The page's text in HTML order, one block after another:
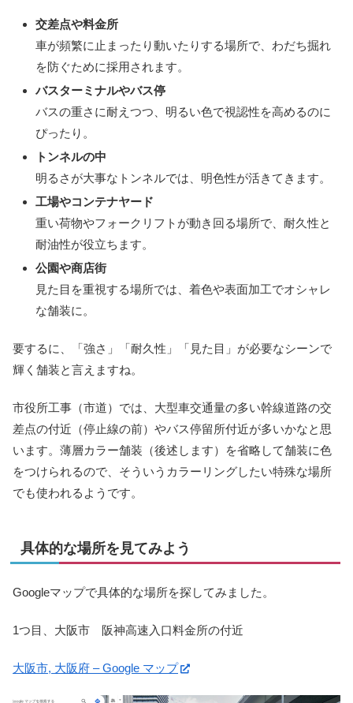
交差点や料金所
車が頻繁に止まったり動いたりする場所で、わだち掘れ
を防ぐために採用されます。
バスターミナルやバス停
バスの重さに耐えつつ、明るい色で視認性を高めるのに
ぴったり。
トンネルの中
明るさが大事なトンネルでは、明色性が活きてきます。
工場やコンテナヤード
重い荷物やフォークリフトが動き回る場所で、耐久性と
耐油性が役立ちます。
公園や商店街
見た目を重視する場所では、着色や表面加工でオシャレ
な舗装に。
要するに、「強さ」「耐久性」「見た目」が必要なシーンで
輝く舗装と言えますね。
市役所工事（市道）では、大型車交通量の多い幹線道路の交
差点の付近（停止線の前）やバス停留所付近が多いかなと思
います。薄層カラー舗装（後述します）を省略して舗装に色
をつけられるので、そういうカラーリングしたい特殊な場所
でも使われるようです。
具体的な場所を見てみよう
Googleマップで具体的な場所を探してみました。
1つ目、大阪市 阪神高速入口料金所の付近
大阪市, 大阪府 – Google マップ